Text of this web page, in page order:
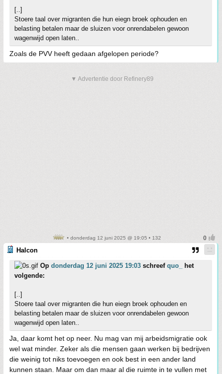
[..]
Stoere taal over migranten die hun eiegn broek ophouden en
belasting betalen maar de sluizen voor onrendabelen gewoon
wagenwijd open laten..
Zoals de PVV heeft gedaan afgelopen periode?
▼ Advertentie door Refinery89
• donderdag 12 juni 2025 @ 19:05 • 132
Halcon
Op donderdag 12 juni 2025 19:03 schreef quo_
het
volgende:
[..]
Stoere taal over migranten die hun eiegn broek ophouden en
belasting betalen maar de sluizen voor onrendabelen gewoon
wagenwijd open laten..
Ja, daar komt het op neer. Nu mag van mij arbeidsmigratie ook
wel wat minder. Zeker als die mensen gaan werken bij bedrijven
die weinig tot niks toevoegen en ook best in een ander land
kunnen staan. Maar om dan maar al die ruimte in te vullen met